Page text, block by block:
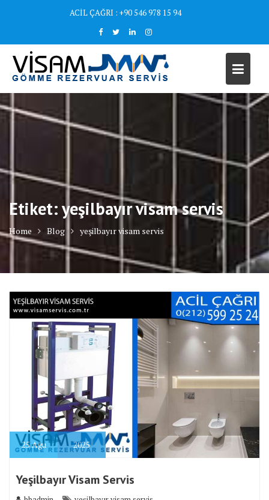
ACİL ÇAĞRI : +90 546 978 15 94
Etiket:yeşilbayır visam servis
Home Blog yeşilbayır visam servis
25Ağu 2025
Yeşilbayır Visam Servis